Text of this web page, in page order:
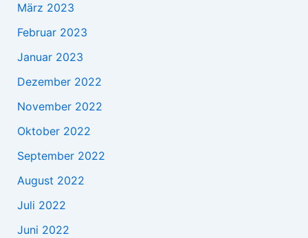
März 2023
Februar 2023
Januar 2023
Dezember 2022
November 2022
Oktober 2022
September 2022
August 2022
Juli 2022
Juni 2022